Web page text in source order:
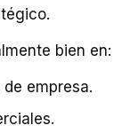
bien en:
empresa.